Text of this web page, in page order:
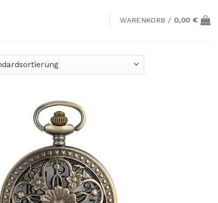
WARENKORB / 0,00 €